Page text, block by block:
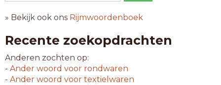
» Bekijk ook ons Rijmwoordenboek
Recente zoekopdrachten
Anderen zochten op:
- Ander woord voor rondwaren
- Ander woord voor textielwaren